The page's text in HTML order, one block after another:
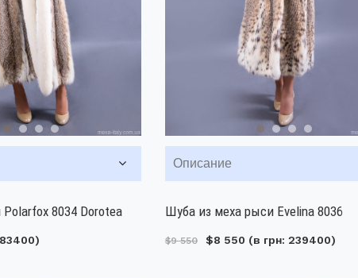
8034 Dorotea
Описание
Шуба из меха рыси Evelina 8036
$9 550 $8 550 (в грн: 239400)